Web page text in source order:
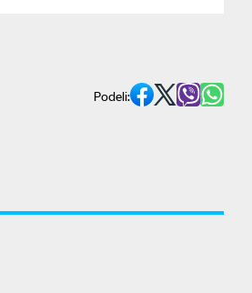
Podeli: